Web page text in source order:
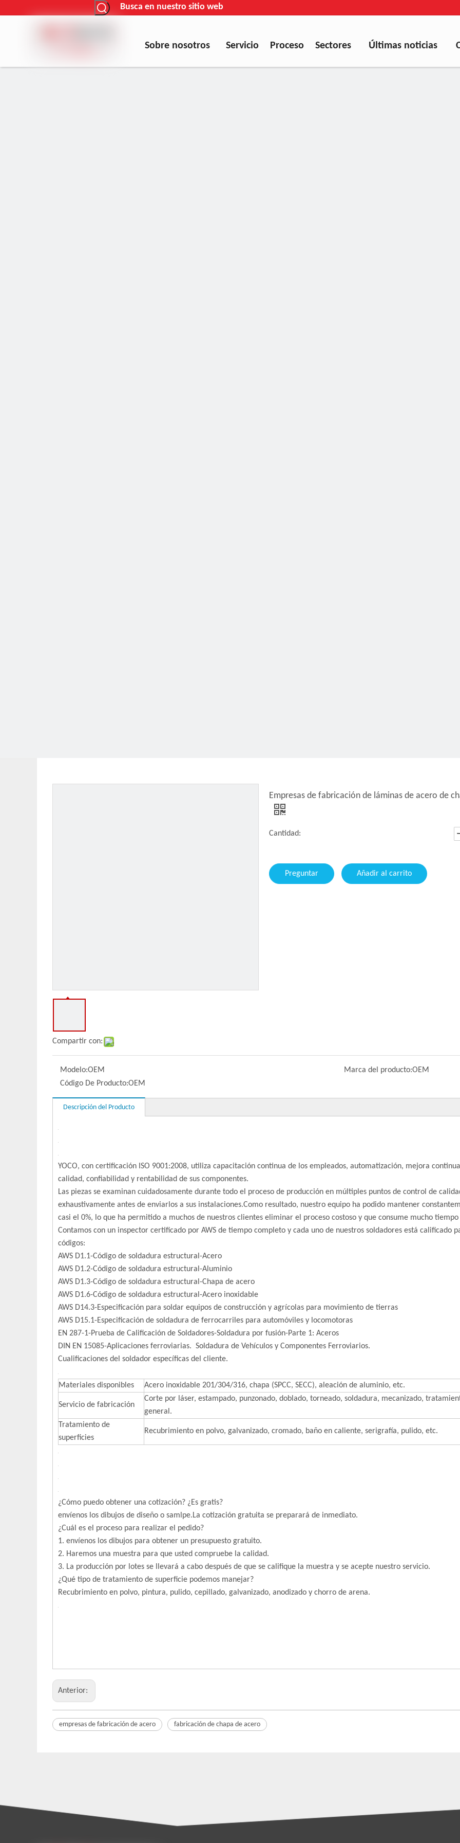
Busca en nuestro sitio web
Sobre nosotros Servicio Proceso Sectores Últimas noticias
Compartir con:
Empresas de fabricación de láminas de acero de
Cantidad:
Preguntar Añadir al carrito
Modelo:OEM Marca del producto:OEM
Código De Producto:OEM
Descripción del Producto
YOCO, con certificación ISO 9001:2008, utiliza capacitación continua de los empleados, automatización, mejora
calidad, confiabilidad y rentabilidad de sus componentes.
Las piezas se examinan cuidadosamente durante todo el proceso de producción en múltiples puntos de control de
exhaustivamente antes de enviarlos a sus instalaciones.Como resultado, nuestro equipo ha podido mantener
casi el 0%, lo que ha permitido a muchos de nuestros clientes eliminar el proceso costoso y que consume mucho
Contamos con un inspector certificado por AWS de tiempo completo y cada uno de nuestros soldadores está calificado
códigos:
AWS D1.1-Código de soldadura estructural-Acero
AWS D1.2-Código de soldadura estructural-Aluminio
AWS D1.3-Código de soldadura estructural-Chapa de acero
AWS D1.6-Código de soldadura estructural-Acero inoxidable
AWS D14.3-Especificación para soldar equipos de construcción y agrícolas para movimiento de tierras
AWS D15.1-Especificación de soldadura de ferrocarriles para automóviles y locomotoras
EN 287-1-Prueba de Calificación de Soldadores-Soldadura por fusión-Parte 1: Aceros
DIN EN 15085-Aplicaciones ferroviarias. Soldadura de Vehículos y Componentes Ferroviarios.
Cualificaciones del soldador específicas del cliente.
Materiales disponibles Acero inoxidable 201/304/316, chapa (SPCC, SECC), aleación de aluminio, etc.
Servicio de fabricación
Corte por láser, estampado, punzonado, doblado, torneado, soldadura, mecanizado,
general.
Tratamiento de
superficies
Recubrimiento en polvo, galvanizado, cromado, baño en caliente, serigrafía, pulido, etc.
¿Cómo puedo obtener una cotización? ¿Es gratis?
envíenos los dibujos de diseño o samlpe.La cotización gratuita se preparará de inmediato.
¿Cuál es el proceso para realizar el pedido?
1. envíenos los dibujos para obtener un presupuesto gratuito.
2. Haremos una muestra para que usted compruebe la calidad.
3. La producción por lotes se llevará a cabo después de que se califique la muestra y se acepte nuestro servicio.
¿Qué tipo de tratamiento de superficie podemos manejar?
Recubrimiento en polvo, pintura, pulido, cepillado, galvanizado, anodizado y chorro de arena.
Anterior:
empresas de fabricación de acero fabricación de chapa de acero